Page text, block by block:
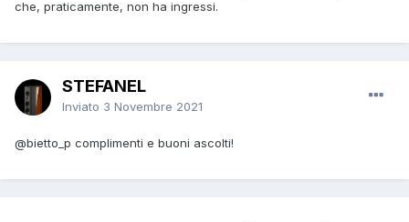
che, praticamente, non ha ingressi.
STEFANEL
Inviato 3 Novembre 2021
@bietto_p complimenti e buoni ascolti!